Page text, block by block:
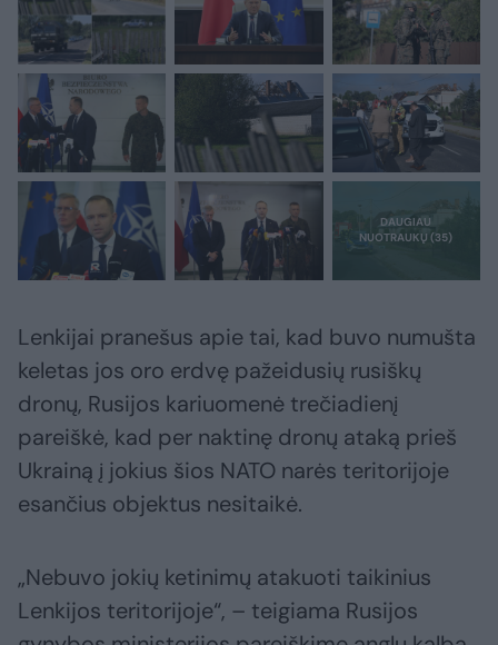
Lenkijai pranešus apie tai, kad buvo numušta
keletas jos oro erdvę pažeidusių rusiškų
dronų, Rusijos kariuomenė trečiadienį
pareiškė, kad per naktinę dronų ataką prieš
Ukrainą į jokius šios NATO narės teritorijoje
esančius objektus nesitaikė.
„Nebuvo jokių ketinimų atakuoti taikinius
Lenkijos teritorijoje“, – teigiama Rusijos